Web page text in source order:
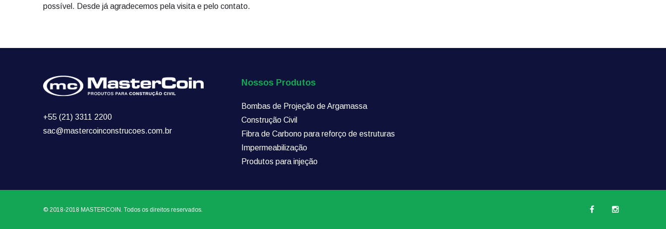
possível. Desde já agradecemos pela visita e pelo contato.
+55 (21) 3311 2200
sac@mastercoinconstrucoes.com.br
Nossos Produtos
Bombas de Projeção de Argamassa
Construção Civil
Fibra de Carbono para reforço de estruturas
Impermeabilização
Produtos para injeção
© 2018-2018 MASTERCOIN. Todos os direitos reservados.